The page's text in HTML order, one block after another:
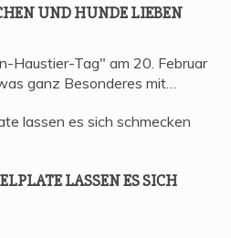
UND HUN­DE LIEBEN
Haustier-Tag" am 20. Februar
ganz Besonderes mit…
LAS­SEN ES SICH